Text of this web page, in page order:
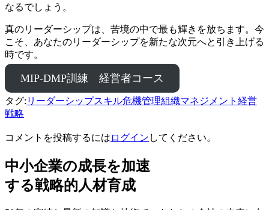
なるでしょう。
真のリーダーシップは、苦境の中で最も輝きを放ちます。今
こそ、あなたのリーダーシップを新たな次元へと引き上げる
時です。
MIP-DMP訓練 経営者コース
タグ: リーダーシップスキル危機管理組織マネジメント 経営
戦略
コメントを投稿するには ログイン してください。
中小企業の成長を加速
する戦略的人材育成